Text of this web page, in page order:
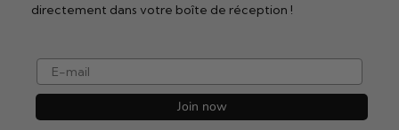
directement dans votre boîte de réception !
e-mail
Join now